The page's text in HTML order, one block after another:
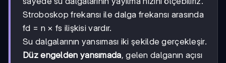
Stroboskop frekansı ile dalga frekansı arasında
fd = n × fs ilişkisi vardır.
Su dalgalarının yansıması iki şekilde gerçekleşir.
Düz engelden yansımada, gelen dalganın açısı